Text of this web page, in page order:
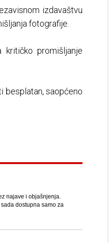
izdavaštvu
fotografije.
promišljanje
besplatan, saopćeno
najave i objašnjenja.
dostupna samo za